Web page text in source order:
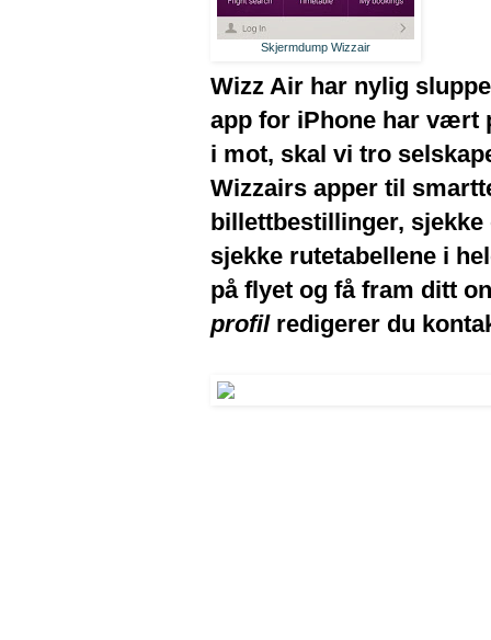
Skjermdump Wizzair
Wizz Air har nylig
app for iPhone har vært
i mot, skal vi tro
Wizzairs apper til
billettbestillinger,
sjekke rutetabellene i
på flyet og få fram ditt
profil redigerer du